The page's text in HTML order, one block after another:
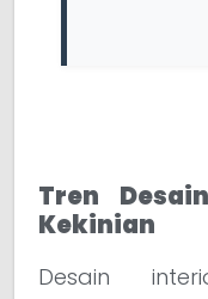
Tren
Kekinian
Desain